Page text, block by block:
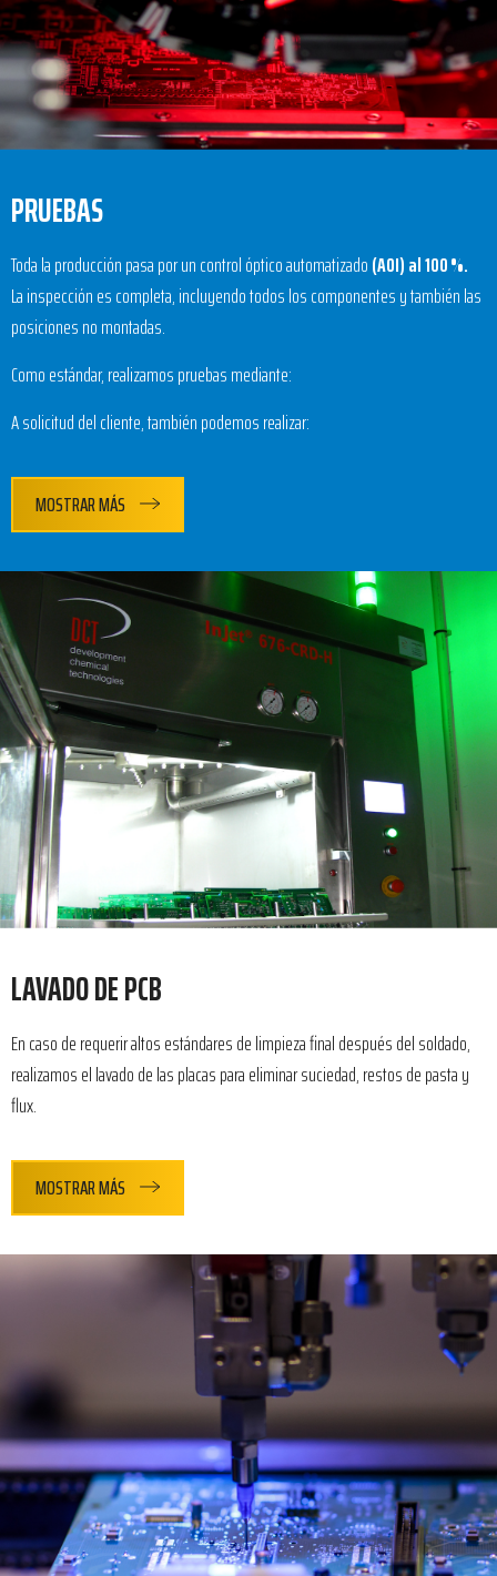
PRUEBAS
Toda la producción pasa por un control óptico automatizado(AOI) al 100 %.
La inspección es completa, incluyendo todos los componentes y también las
posiciones no montadas.
Como estándar, realizamos pruebas mediante:
A solicitud del cliente, también podemos realizar:
MOSTRAR MÁS
LAVADO DE PCB
En caso de requerir altos estándares de limpieza final después del soldado,
realizamos el lavado de las placas para eliminar suciedad, restos de pasta y
flux.
MOSTRAR MÁS